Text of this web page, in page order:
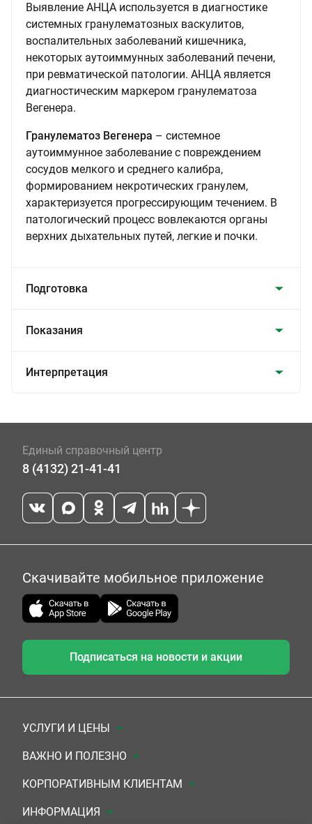
Выявление АНЦА используется в диагностике
системных гранулематозных васкулитов,
воспалительных заболеваний кишечника,
некоторых аутоиммунных заболеваний печени,
при ревматической патологии. АНЦА является
диагностическим маркером гранулематоза
Вегенера.
Гранулематоз Вегенера – системное
аутоиммунное заболевание с повреждением
сосудов мелкого и среднего калибра,
формированием некротических гранулем,
характеризуется прогрессирующим течением. В
патологический процесс вовлекаются органы
верхних дыхательных путей, легкие и почки.
Подготовка
Показания
Интерпретация
Единый справочный центр
8 (4132) 21-41-41
Скачивайте мобильное приложение
Подписаться на новости и акции
УСЛУГИ И ЦЕНЫ
Анализы
Комплексы
УЗИ
ВАЖНО И ПОЛЕЗНО
Документы для заключения договора
Система скидок
КОРПОРАТИВНЫМ КЛИЕНТАМ
Медицинским организациям
ИНФОРМАЦИЯ